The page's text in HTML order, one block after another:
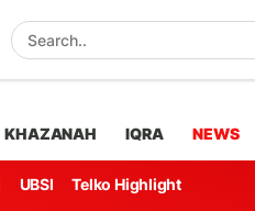
KHAZANAH IQRA NEWS
UBSI Telko Highlight